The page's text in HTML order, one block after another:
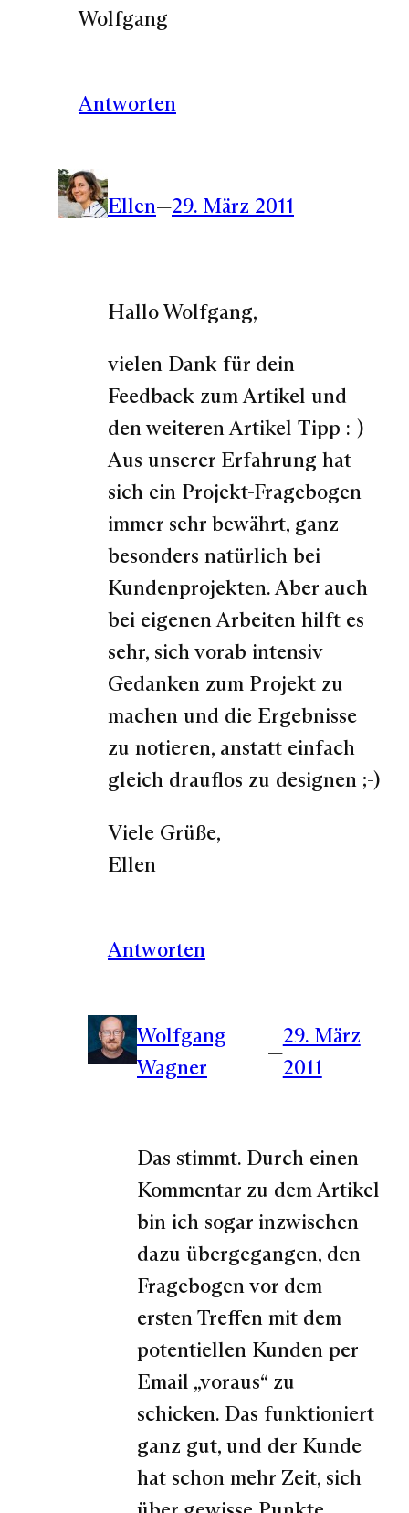
Wolfgang
Antworten
Ellen—29. März 2011
Hallo Wolfgang,
vielen Dank für dein
Feedback zum Artikel und
den weiteren Artikel-Tipp :-)
Aus unserer Erfahrung hat
sich ein Projekt-Fragebogen
immer sehr bewährt, ganz
besonders natürlich bei
Kundenprojekten. Aber auch
bei eigenen Arbeiten hilft es
sehr, sich vorab intensiv
Gedanken zum Projekt zu
machen und die Ergebnisse
zu notieren, anstatt einfach
gleich drauflos zu designen ;-)
Viele Grüße,
Ellen
Antworten
Wolfgang
Wagner
—
29. März
2011
Das stimmt. Durch einen
Kommentar zu dem Artikel
bin ich sogar inzwischen
dazu übergegangen, den
Fragebogen vor dem
ersten Treffen mit dem
potentiellen Kunden per
Email „voraus“ zu
schicken. Das funktioniert
ganz gut, und der Kunde
hat schon mehr Zeit, sich